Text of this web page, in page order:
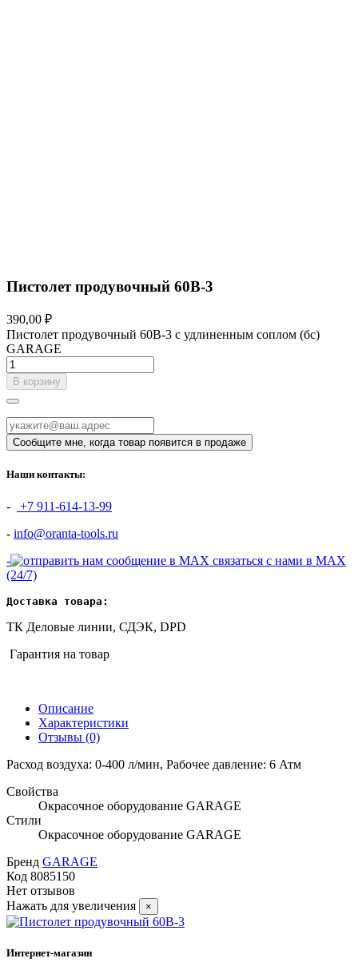
Пистолет продувочный 60B-3
390,00 ₽
Пистолет продувочный 60B-3 с удлиненным соплом (бс)
GARAGE
В корзину
Наши контакты:
-
+7 911-614-13-99
- info@oranta-tools.ru
-
связаться с нами в MAX
(24/7)
Доставка товара:
ТК Деловые линии, СДЭК, DPD
Гарантия на товар
Описание
Характеристики
Отзывы (0)
Расход воздуха: 0-400 л/мин, Рабочее давление: 6 Атм
Свойства
Окрасочное оборудование GARAGE
Стили
Окрасочное оборудование GARAGE
Бренд GARAGE
Код 8085150
Нет отзывов
Нажать для увеличения
×
Интернет-магазин